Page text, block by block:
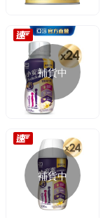
補貨中
補貨中